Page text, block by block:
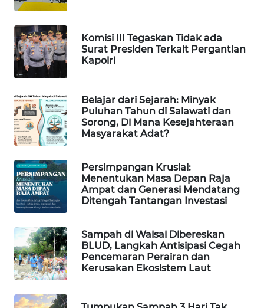
Komisi III Tegaskan Tidak ada
Surat Presiden Terkait Pergantian
Kapolri
Belajar dari Sejarah: Minyak
Puluhan Tahun di Salawati dan
Sorong, Di Mana Kesejahteraan
Masyarakat Adat?
Persimpangan Krusial:
Menentukan Masa Depan Raja
Ampat dan Generasi Mendatang
Ditengah Tantangan Investasi
Sampah di Waisai Dibereskan
BLUD, Langkah Antisipasi Cegah
Pencemaran Perairan dan
Kerusakan Ekosistem Laut
WAHANANEWS
NET
WAHANA
SPORT
WAHANA
UMKM
SELEB
WAHANA
PERSONA
WAHANA
OTOMOTIF
HEALTH